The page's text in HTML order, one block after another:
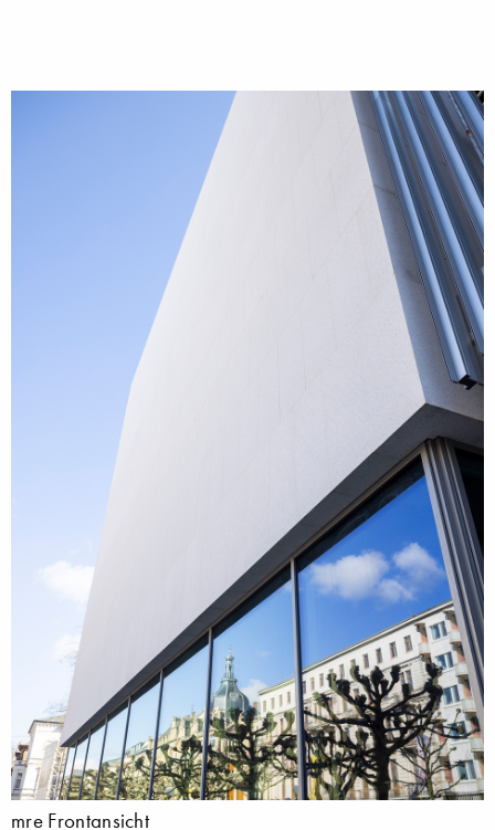
mre Frontansicht